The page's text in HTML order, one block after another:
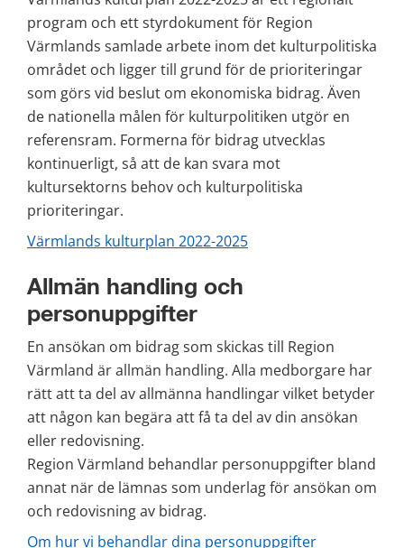
program och ett styrdokument för Region
Värmlands samlade arbete inom det kulturpolitiska
området och ligger till grund för de prioriteringar
som görs vid beslut om ekonomiska bidrag. Även
de nationella målen för kulturpolitiken utgör en
referensram. Formerna för bidrag utvecklas
kontinuerligt, så att de kan svara mot
kultursektorns behov och kulturpolitiska
prioriteringar.
Värmlands kulturplan 2022-2025
Allmän handling och
personuppgifter
En ansökan om bidrag som skickas till Region
Värmland är allmän handling. Alla medborgare har
rätt att ta del av allmänna handlingar vilket betyder
att någon kan begära att få ta del av din ansökan
eller redovisning.
Region Värmland behandlar personuppgifter bland
annat när de lämnas som underlag för ansökan om
och redovisning av bidrag.
Om hur vi behandlar dina personuppgifter